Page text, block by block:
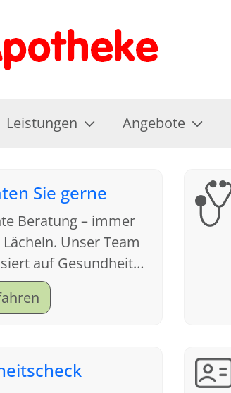
Leistungen Angebote
Sie gerne
Beratung – immer
Unser Team
auf Gesundheit